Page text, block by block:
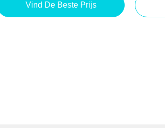
Vind De Beste Prijs